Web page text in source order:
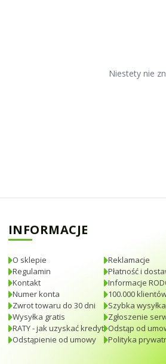
Niestety nie
INFORMACJE
O sklepie
Regulamin
Kontakt
Numer konta
Zwrot towaru do 30 dni
Wysyłka gratis
RATY - jak uzyskać kredyt
Odstąpienie od umowy
Reklamacje
Płatność i
Informacje
100.000
Szybka wysyłka
Zgłoszenie
Odstąp od
Polityka